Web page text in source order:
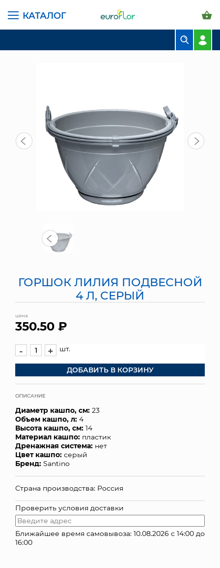
КАТАЛОГ
СВАДЕБНАЯ ФЛОРИСТИКА
КОМНАТНЫЕ РАСТЕНИЯ
ГОРШКИ И КАШПО
ГРУНТЫ И УДОБРЕНИЯ
ПРЕДМЕТЫ ИНТЕРЬЕРА
ЯЩИКИ
СУНДУКИ
ПОДАРОЧНЫЕ КАРТЫ
ОПТОВЫМ КЛИЕНТАМ
ДОСТАВКА И ОПЛАТА
ГЛАВНАЯ СТРАНИЦА КАТАЛОГ
ГОРШКИ И КАШПО
ГОРШОК ЛИЛИЯ ПОДВЕСНОЙ
4 Л, СЕРЫЙ
цена
350.50 ₽
- + шт.
ДОБАВИТЬ В КОРЗИНУ
ОПИСАНИЕ
Диаметр кашпо, см: 23
Объем кашпо, л: 4
Высота кашпо, см: 14
Материал кашпо: пластик
Дренажная система: нет
Цвет кашпо: серый
Бренд: Santino
Страна производства: Россия
Проверить условия доставки
Ближайшее время самовывоза: 10.08.2026 с 14:00 до
16:00